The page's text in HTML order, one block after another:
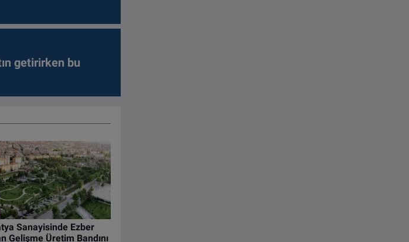
getirirken bu
Sanayisinde Ezber
Gelişme Üretim Bandını